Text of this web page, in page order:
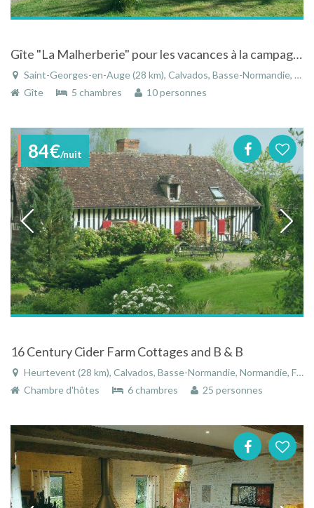
Gîte "La Malherberie" pour les vacances à la campagne dans le Calvados
Saint-Georges-en-Auge (28 km), Calvados, Basse-Normandie, Normandie, France
Gîte
5 chambres 10 personnes
84€/nuit
16 Century Cider Farm Cottages and B & B
Heurtevent (28 km), Calvados, Basse-Normandie, Normandie, France
Chambre d'hôtes
6 chambres 25 personnes